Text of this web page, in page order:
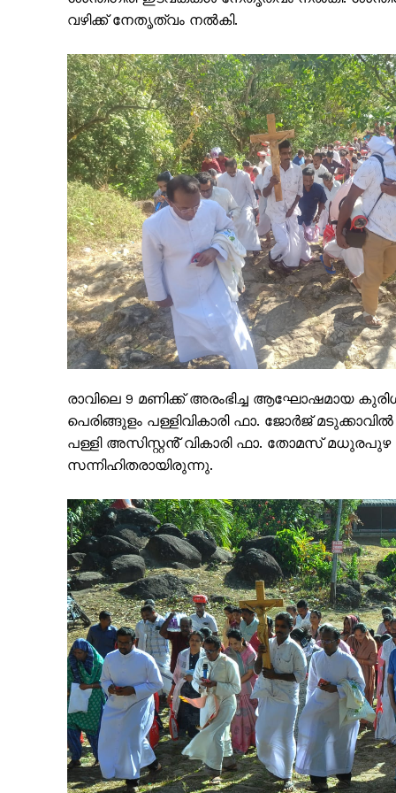
PALA
വഴിക്ക് നേതൃത്വം നൽകി.
രാവിലെ 9 മണിക്ക് അരംഭിച്ച ആഘോഷമായ
പെരിങ്ങുളം പള്ളിവികാരി ഫാ. ജോർജ്
പള്ളി അസിസ്റ്റൻ് വികാരി ഫാ. തോമസ്
സന്നിഹിതരായിരുന്നു.